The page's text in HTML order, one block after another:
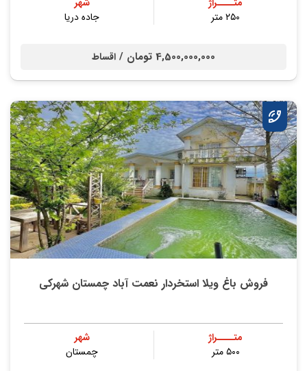
متــــراژ
۲۵۰ متر
شهر
جاده دریا
4,500,000,000 تومان / اقساط
فروش باغ ویلا استخردار نعمت آباد چمستان شهرکی
متــــراژ
۵۰۰ متر
شهر
چمستان